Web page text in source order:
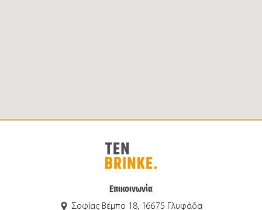
Επικοινωνία
Σοφίας Βέμπο 18, 16675 Γλυφάδα